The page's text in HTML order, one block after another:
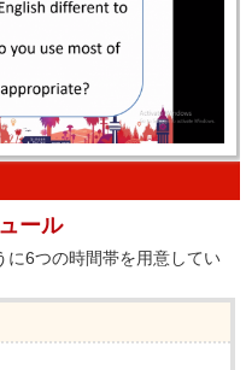
ール
に6つの時間帯を用意してい